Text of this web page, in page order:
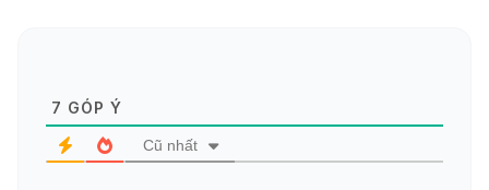
7 GÓP Ý
Cũ nhất